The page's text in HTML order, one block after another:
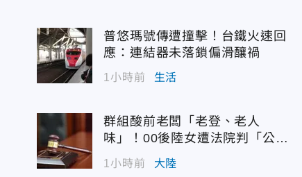
普悠瑪號傳遭撞擊！台鐵火速回
應：連結器未落鎖偏滑釀禍
1小時前 生活
群組酸前老闆「老登、老人
味」！00後陸女遭法院判「公然
侮辱」
1小時前 大陸